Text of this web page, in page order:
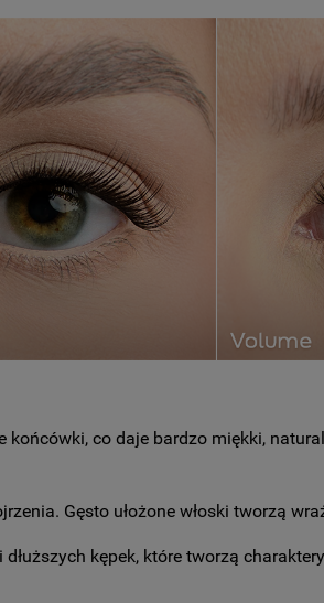
co daje bardzo miękki,
Gęsto ułożone włoski tworzą
kępek, które tworzą